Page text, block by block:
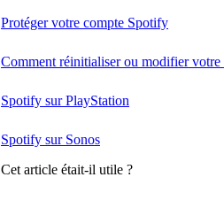
Protéger votre compte Spotify
Comment réinitialiser ou modifier votre
Spotify sur PlayStation
Spotify sur Sonos
Cet article était-il utile ?